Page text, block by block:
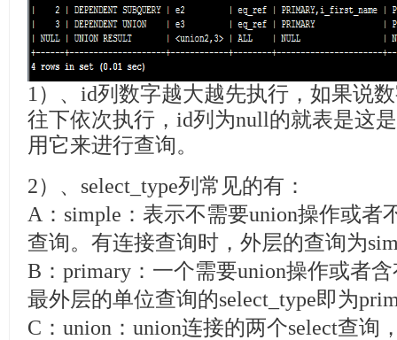
1）、id列数字越大越先执行，如果说
往下依次执行，id列为null的就表是这
用它来进行查询。
2）、select_type列常见的有：
A：simple：表示不需要union操作或者
查询。有连接查询时，外层的查询为
B：primary：一个需要union操作或者
最外层的单位查询的select_type即为
C：union：union连接的两个select查询